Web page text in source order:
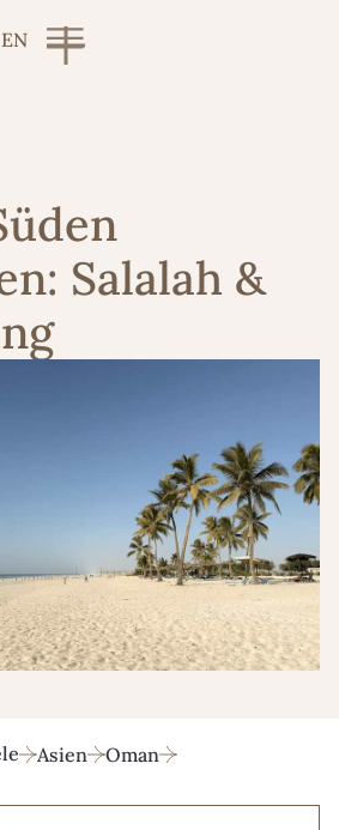
EN
Salalah &
Asien Oman